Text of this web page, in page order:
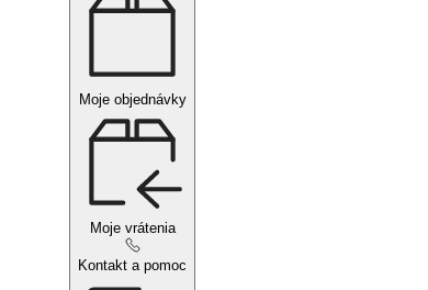
Moje objednávky
Moje vrátenia
Kontakt a pomoc